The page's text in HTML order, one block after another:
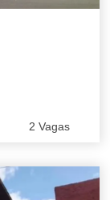
2 Vagas